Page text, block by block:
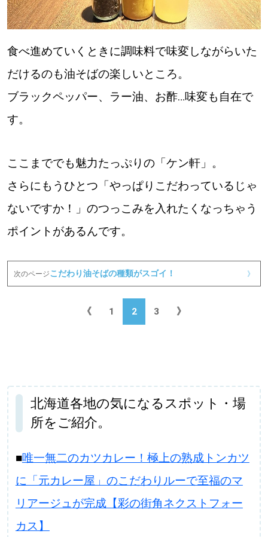
食べ進めていくときに調味料で味変しながらいた
だけるのも油そばの楽しいところ。
ブラックペッパー、ラー油、お酢…味変も自在で
す。
ここまででも魅力たっぷりの「ケン軒」。
さらにもうひとつ「やっぱりこだわっているじゃ
ないですか！」のつっこみを入れたくなっちゃう
ポイントがあるんです。
次のページこだわり油そばの種類がスゴイ！ 》
《 1 2 3 》
北海道各地の気になるスポット・場
所をご紹介。
■唯一無二のカツカレー！極上の熟成トンカツ
に「元カレー屋」のこだわりルーで至福のマ
リアージュが完成【彩の街角ネクストフォー
カス】